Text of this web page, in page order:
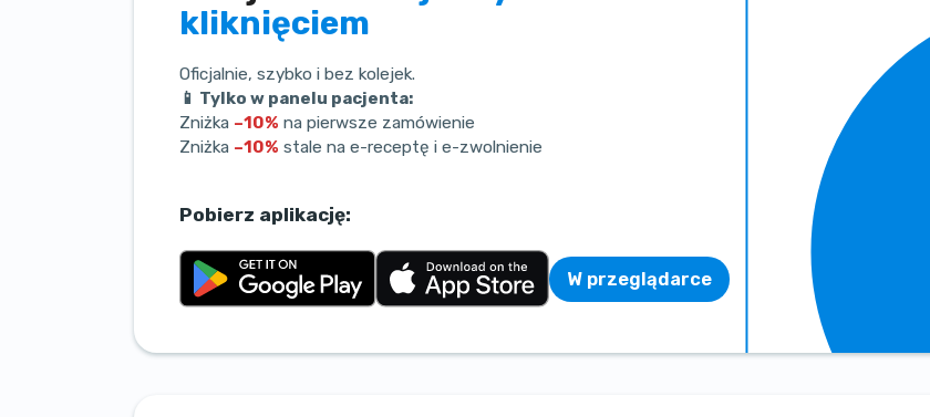
kliknięciem
Oficjalnie, szybko i bez kolejek.
📱 Tylko w panelu pacjenta:
Zniżka –10% na pierwsze zamówienie
Zniżka –10% stale na e-receptę i e-zwolnienie
Pobierz aplikację:
W przeglądarce